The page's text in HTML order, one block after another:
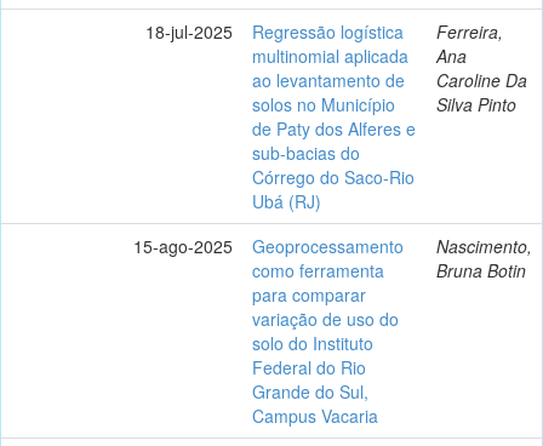
18-jul-2025
Regressão logística
multinomial aplicada
ao levantamento de
solos no Município
de Paty dos Alferes e
sub-bacias do
Córrego do Saco-Rio
Ubá (RJ)
Ferreira,
Ana
Caroline Da
Silva Pinto
15-ago-2025
Geoprocessamento
como ferramenta
para comparar
variação de uso do
solo do Instituto
Federal do Rio
Grande do Sul,
Campus Vacaria
Nascimento,
Bruna Botin